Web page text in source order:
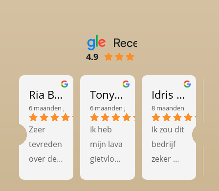
4.9
Ria Britton
6 maanden geleden
Zeer
tevreden
over de
Tony van Heemst
6 maanden geleden
Ik heb
mijn lava
gietvloer
Idris Djamil
8 maanden geleden
Ik zou dit
bedrijf
zeker